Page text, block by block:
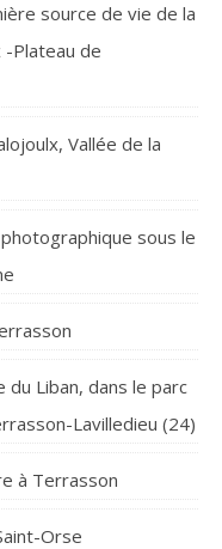
source de vie de la
Plateau de
Vallée de la
sous le
Liban, dans le parc
Lavilledieu (24)
à Terrasson
Orse